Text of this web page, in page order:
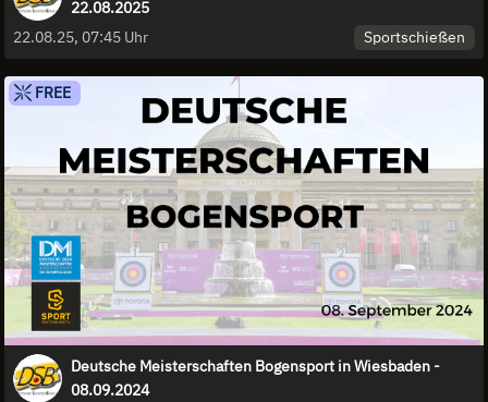
22.08.2025
22.08.25, 07:45 Uhr
Sportschießen
FREE
Deutsche Meisterschaften Bogensport in Wiesbaden -
08.09.2024